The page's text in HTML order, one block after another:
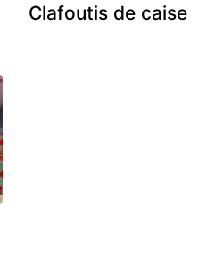
Clafoutis de caise